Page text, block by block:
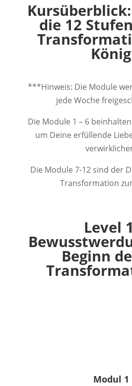
die 12
König
***Hinweis: Die Module
jede Woche
Die Module 1 – 6
um Deine erfüllende
Die Module 7-12 sind der
Transformation
Level
Beginn
Modul 1